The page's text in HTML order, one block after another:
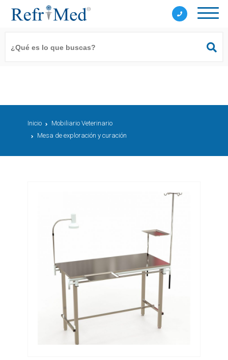
Inicio
Mobiliario Veterinario
Mesa de exploración y curación